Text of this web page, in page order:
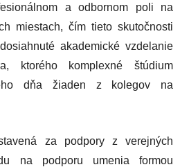
a odbornom poli na
miestach, čím tieto skutočnosti
akademické vzdelanie
ktorého komplexné štúdium
dňa žiaden z kolegov na
za podpory z verejných
na podporu umenia formou